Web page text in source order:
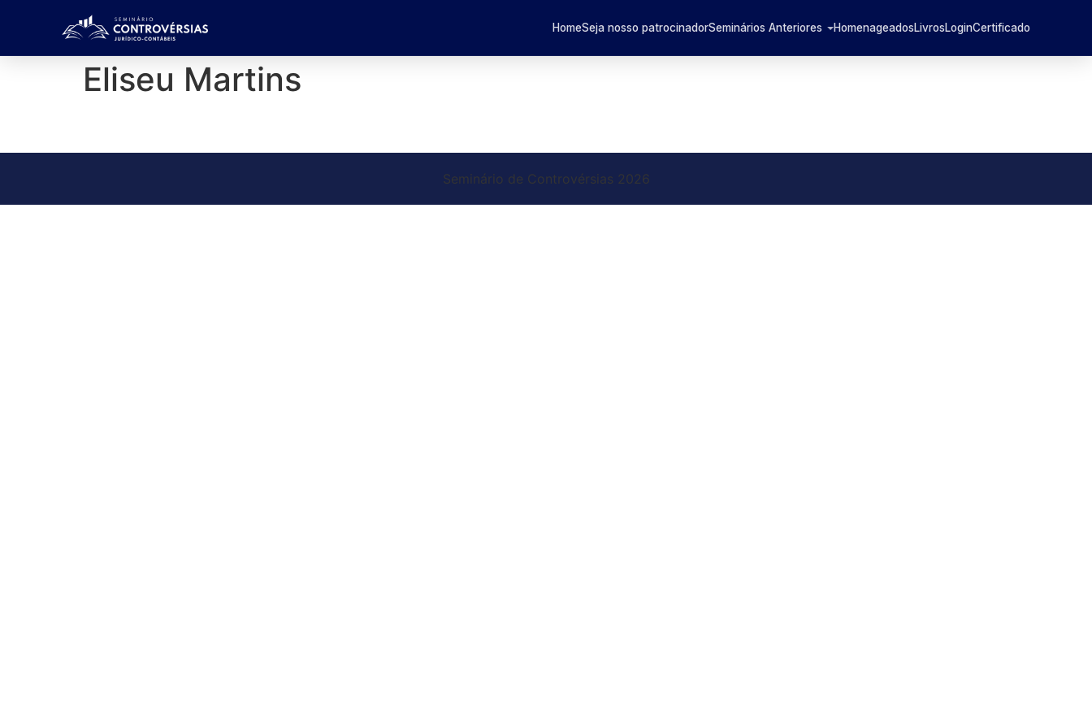
HomeSeja nosso patrocinadorSeminários Anteriores HomenageadosLivrosLoginCertificado
Eliseu Martins
Seminário de Controvérsias 2026